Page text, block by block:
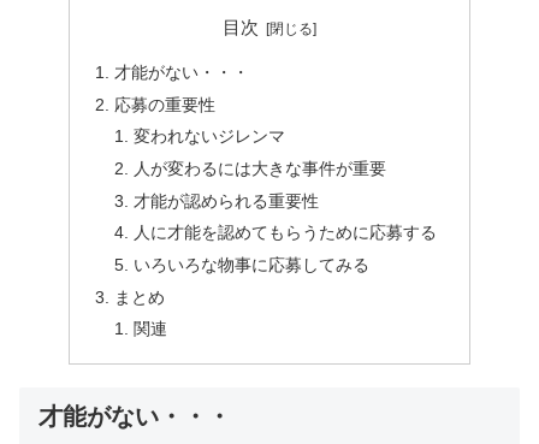
目次
才能がない・・・
応募の重要性
変われないジレンマ
人が変わるには大きな事件が重要
才能が認められる重要性
人に才能を認めてもらうために応募する
いろいろな物事に応募してみる
まとめ
関連
才能がない・・・